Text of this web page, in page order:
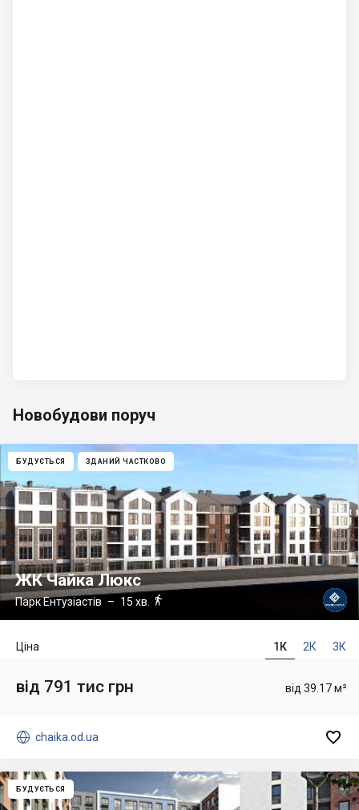
Новобудови поруч
БУДУЄТЬСЯ ЗДАНИЙ ЧАСТКОВО
ЖК Чайка Люкс
Парк Ентузіастів – 15 хв. 
1К 2К 3К
Ціна
від 39.17 м²
від 791 тис грн
 chaika.od.ua 
БУДУЄТЬСЯ